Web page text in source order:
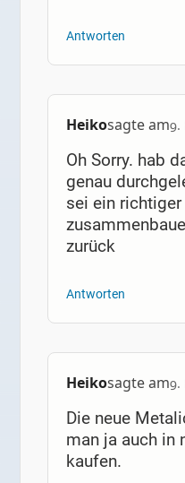
Antworten
Heikosagte am9.
Oh Sorry. hab
genau
sei ein richtiger
zurück
Antworten
Heikosagte am9.
Die neue
man ja auch in
kaufen.